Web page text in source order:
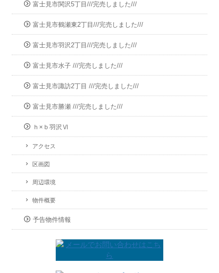
富士見市関沢5丁目///完売しました///
富士見市鶴瀬東2丁目///完売しました///
富士見市羽沢2丁目///完売しました///
富士見市水子 ///完売しました///
富士見市諏訪2丁目 ///完売しました///
富士見市勝瀬 ///完売しました///
ｈ×ｂ羽沢Ⅵ
アクセス
区画図
周辺環境
物件概要
予告物件情報